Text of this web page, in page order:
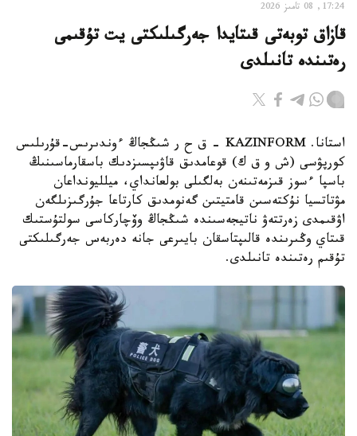
17:24, 08 تامىز 2026
قازاق توبەتى قىتايدا جەرگىلىكتى يت تۇقىمى
رەتىندە تانىلدى
استانا. KAZINFORM – ق ح ر شىڭجاڭ ءوندىرىس-قۇرىلىس
كورپۋسى (ش و ق ك) قوعامدىق قاۋىپسىزدىك باسقارماسىنىڭ
باسپا ءسوز قىزمەتىنەن بەلگىلى بولعانداي، ميلليونداعان
مۋتاتسيا نۇكتەسىن قامتيتىن گەنومدىق كارتاعا جۇرگىزىلگەن
اۋقىمدى زەرتتەۋ ناتيجەسىندە شىڭجاڭ وۆچاركاسى سولتۇستىك
قىتاي وڭىرىندە قالىپتاسقان بايىرعى جانە دەربەس جەرگىلىكتى
تۇقىم رەتىندە تانىلدى.